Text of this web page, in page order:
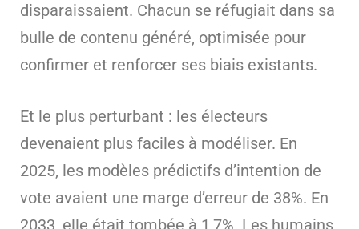
disparaissaient. Chacun se réfugiait dans sa
bulle de contenu généré, optimisée pour
confirmer et renforcer ses biais existants.
Et le plus perturbant : les électeurs
devenaient plus faciles à modéliser. En
2025, les modèles prédictifs d’intention de
vote avaient une marge d’erreur de 38%. En